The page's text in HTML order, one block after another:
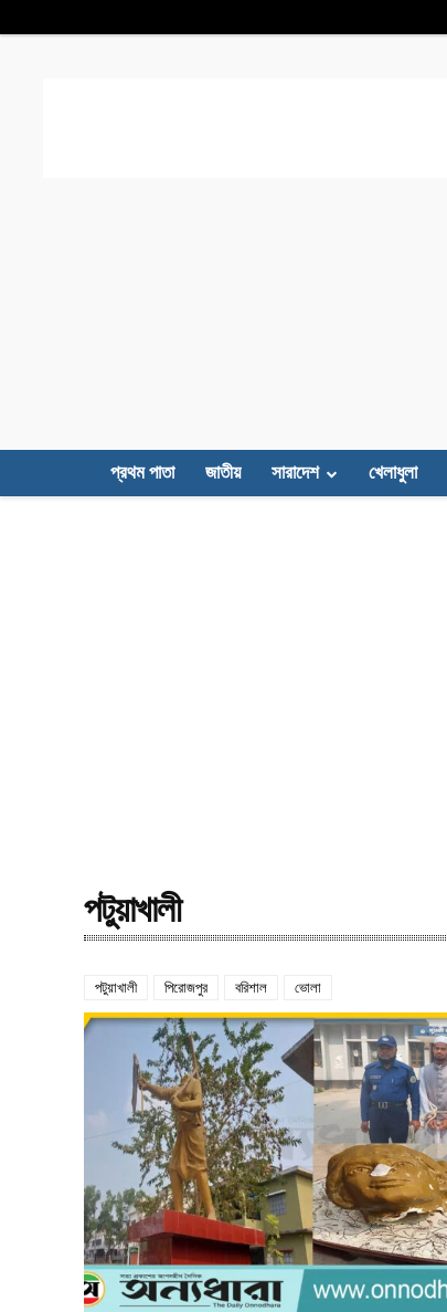
প্রথম পাতা জাতীয় সারাদেশ খেলাধুলা
পটুয়াখালী
পটুয়াখালী পিরোজপুর বরিশাল ভোলা